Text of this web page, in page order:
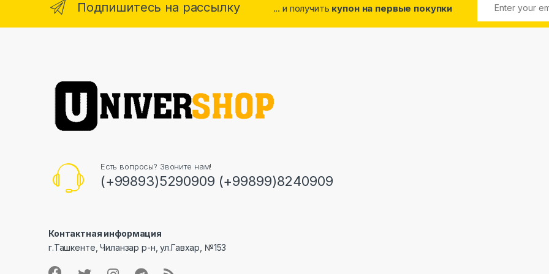
Подпишитесь на рассылку ... и получить купон на первые покупки
Есть вопросы? Звоните нам!
(+99893)5290909 (+99899)8240909
Контактная информация
г.Ташкенте, Чиланзар р-н, ул.Гавхар, №153